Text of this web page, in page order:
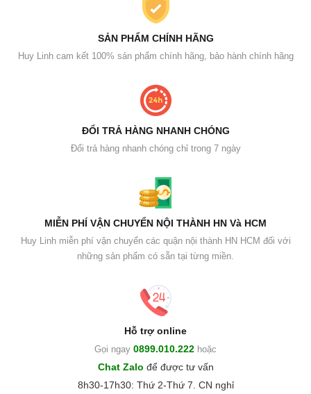
SẢN PHẨM CHÍNH HÃNG
Huy Linh cam kết 100% sản phẩm chính hãng, bảo hành chính hãng
ĐỔI TRẢ HÀNG NHANH CHÓNG
Đổi trả hàng nhanh chóng chỉ trong 7 ngày
MIỄN PHÍ VẬN CHUYỂN NỘI THÀNH HN Và HCM
Huy Linh miễn phí vận chuyển các quận nội thành HN HCM đối với
những sản phẩm có sẵn tại từng miền.
Hỗ trợ online
Gọi ngay 0899.010.222 hoặc
Chat Zalo để được tư vấn
8h30-17h30: Thứ 2-Thứ 7. CN nghỉ